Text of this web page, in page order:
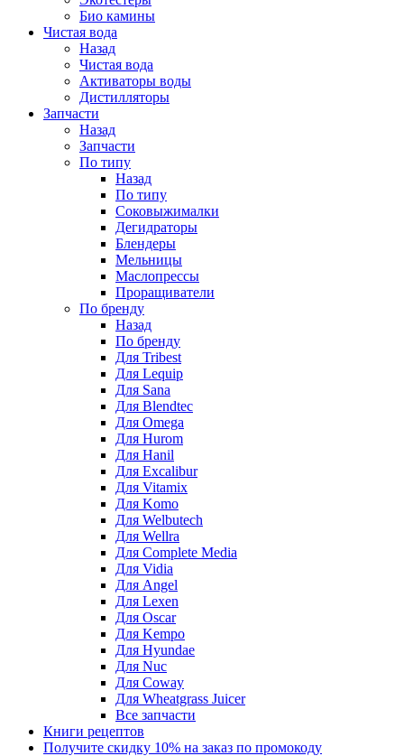
Био камины
Чистая вода
Назад
Чистая вода
Активаторы воды
Дистилляторы
Запчасти
Назад
Запчасти
По типу
Назад
По типу
Соковыжималки
Дегидраторы
Блендеры
Мельницы
Маслопрессы
Проращиватели
По бренду
Назад
По бренду
Для Tribest
Для Lequip
Для Sana
Для Blendtec
Для Omega
Для Hurom
Для Hanil
Для Excalibur
Для Vitamix
Для Komo
Для Welbutech
Для Wellra
Для Complete Media
Для Vidia
Для Angel
Для Lexen
Для Oscar
Для Kempo
Для Hyundae
Для Nuc
Для Coway
Для Wheatgrass Juicer
Все запчасти
Книги рецептов
Получите скидку 10% на заказ по промокоду